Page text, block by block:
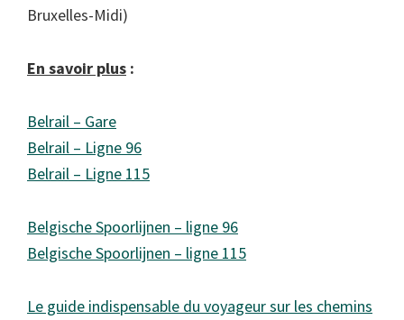
Bruxelles-Midi)
En savoir plus :
Belrail – Gare
Belrail – Ligne 96
Belrail – Ligne 115
Belgische Spoorlijnen – ligne 96
Belgische Spoorlijnen – ligne 115
Le guide indispensable du voyageur sur les chemins